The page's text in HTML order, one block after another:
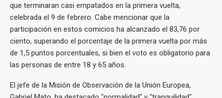
que terminaran casi empatados en la primera vuelta,
celebrada el 9 de febrero. Cabe mencionar que la
participación en estos comicios ha alcanzado el 83,76 por
ciento, superando el porcentaje de la primera vuelta por más
de 1,5 puntos porcentuales, si bien el voto es obligatorio para
las personas de entre 18 y 65 años.
El jefe de la Misión de Observación de la Unión Europea,